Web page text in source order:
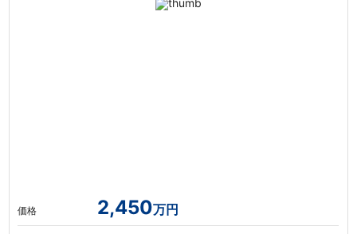
価格 2,450万円